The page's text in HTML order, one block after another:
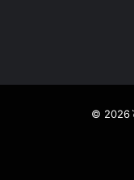
© 2026